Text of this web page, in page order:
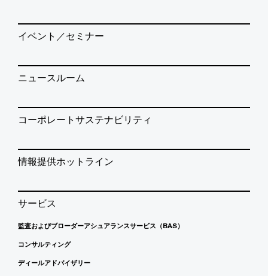
イベント／セミナー
ニュースルーム
コーポレートサステナビリティ
情報提供ホットライン
サービス
監査およびブローダーアシュアランスサービス（BAS）
コンサルティング
ディールアドバイザリー